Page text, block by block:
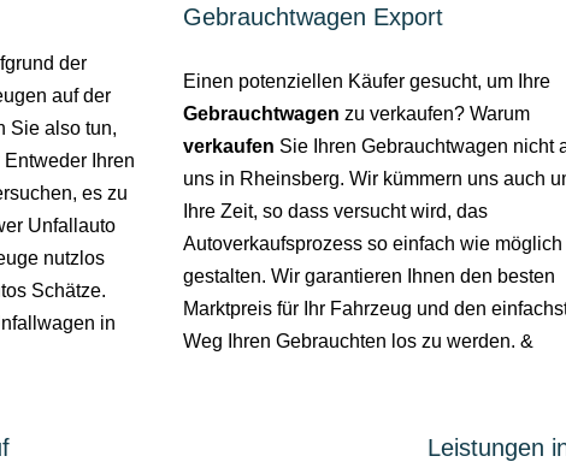
der
auf der
Sie also tun,
Ihren
es zu
Unfallauto
nutzlos
Schätze.
in
Gebrauchtwagen Export
Einen potenziellen Käufer gesucht, um Ihre
Gebrauchtwagen zu verkaufen? Warum
verkaufen Sie Ihren Gebrauchtwagen nicht
uns in Rheinsberg. Wir kümmern uns auch
Ihre Zeit, so dass versucht wird, das
Autoverkaufsprozess so einfach wie möglich
gestalten. Wir garantieren Ihnen den besten
Marktpreis für Ihr Fahrzeug und den
Weg Ihren Gebrauchten los zu werden. &
Leistungen